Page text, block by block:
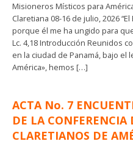
Misioneros Místicos para
Claretiana 08-16 de julio, 2026
porque él me ha ungido para
Lc. 4,18 Introducción Reunidos
en la ciudad de Panamá, bajo el
América», hemos […]
ACTA No. 7
DE LA CONFERENCIA
CLARETIANOS DE